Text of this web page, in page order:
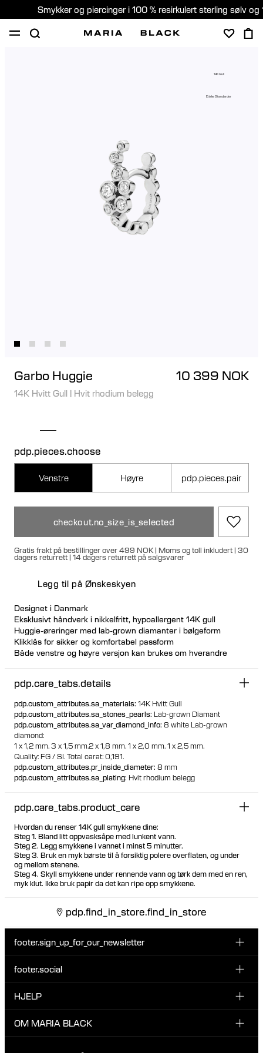
Smykker og piercinger i 100 % resirkulert sterling sølv og
14K Gull
Etiske Standarder
Garbo Huggie 10 399 NOK
14K Hvitt Gull | Hvit rhodium belegg
pdp.pieces.choose
Venstre Høyre pdp.pieces.pair
checkout.no_size_is_selected
Gratis frakt på bestillinger over 499 NOK | Moms og toll inkludert | 30
dagers returrett | 14 dagers returrett på salgsvarer
Legg til på Ønskeskyen
Designet i Danmark
Eksklusivt håndverk i nikkelfritt, hypoallergent 14K gull
Huggie-øreringer med lab-grown diamanter i bølgeform
Klikklås for sikker og komfortabel passform
Både venstre og høyre versjon kan brukes om hverandre
pdp.care_tabs.details
pdp.custom_attributes.sa_materials: 14K Hvitt Gull
pdp.custom_attributes.sa_stones_pearls: Lab-grown Diamant
pdp.custom_attributes.sa_var_diamond_info: 8 white Lab-grown
diamond:
1 x 1,2 mm.3 x 1,5 mm.2 x 1,8 mm.1 x 2,0 mm.1 x 2,5 mm.
Quality: FG / SI.Total carat: 0,191.
pdp.custom_attributes.pr_inside_diameter: 8 mm
pdp.custom_attributes.sa_plating: Hvit rhodium belegg
pdp.care_tabs.product_care
Hvordan du renser 14K gull smykkene dine:
Steg 1. Bland litt oppvasksåpe med lunkent vann.
Steg 2. Legg smykkene i vannet i minst 5 minutter.
Steg 3. Bruk en myk børste til å forsiktig polere overflaten, og under
og mellom stenene.
Steg 4. Skyll smykkene under rennende vann og tørk dem med en ren,
myk klut. Ikke bruk papir da det kan ripe opp smykkene.
pdp.find_in_store.find_in_store
footer.sign_up_for_our_newsletter
Registrer deg for vårt nyhetsbrev og bli den første som blir
nyheter fra Maria Black.
footer.social
INSTAGRAM
TIKTOK
HJELP
KUNDESERVICE & KONTAKT
OM MARIA BLACK